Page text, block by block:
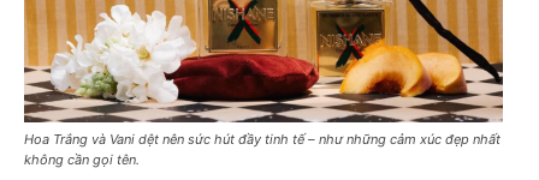
Hoa Trắng và Vani dệt nên sức hút đầy tinh tế – như những cảm xúc đẹp nhất
không cần gọi tên.